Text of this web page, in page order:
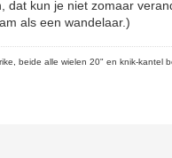
dat kun je niet zomaar
als een wandelaar.)
beide alle wielen 20" en knik-kantel